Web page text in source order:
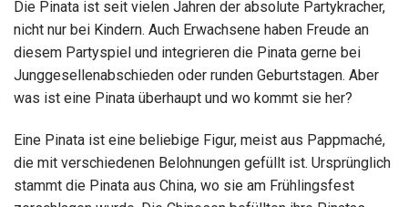
Die Pinata ist seit vielen Jahren der absolute Partykracher,
nicht nur bei Kindern. Auch Erwachsene haben Freude an
diesem Partyspiel und integrieren die Pinata gerne bei
Junggesellenabschieden oder runden Geburtstagen. Aber
was ist eine Pinata überhaupt und wo kommt sie her?
Eine Pinata ist eine beliebige Figur, meist aus Pappmaché,
die mit verschiedenen Belohnungen gefüllt ist. Ursprünglich
stammt die Pinata aus China, wo sie am Frühlingsfest